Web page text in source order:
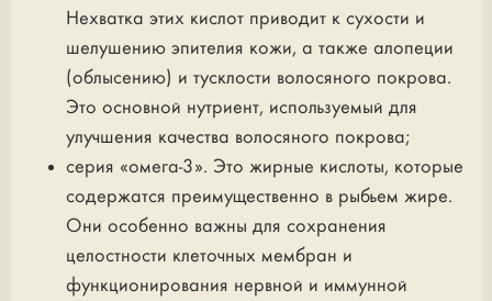
Нехватка этих кислот приводит к сухости и
шелушению эпителия кожи, а также алопеции
(облысению) и тусклости волосяного покрова.
Это основной нутриент, используемый для
улучшения качества волосяного покрова;
серия «омега-3». Это жирные кислоты, которые
содержатся преимущественно в рыбьем жире.
Они особенно важны для сохранения
целостности клеточных мембран и
функционирования нервной и иммунной